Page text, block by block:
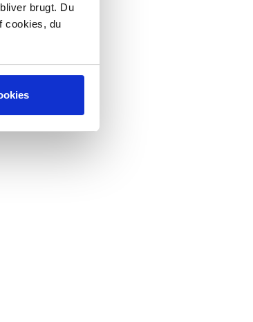
brugt. Du
cookies, du